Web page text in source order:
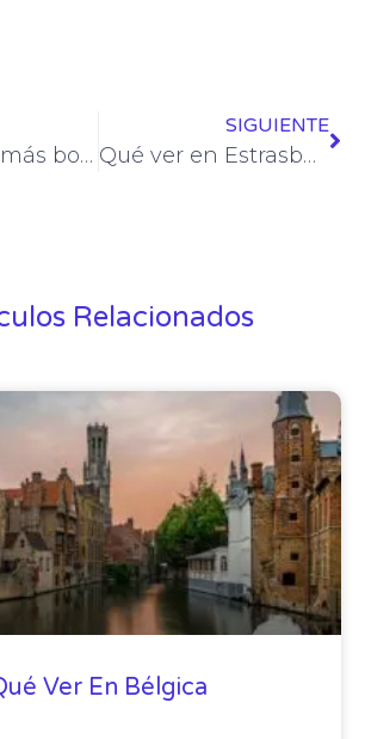
Los pueblos más bonitos de Alemania
SIGUIENTE
Qué ver en Estrasburgo
Relacionados
Ver En Bélgica